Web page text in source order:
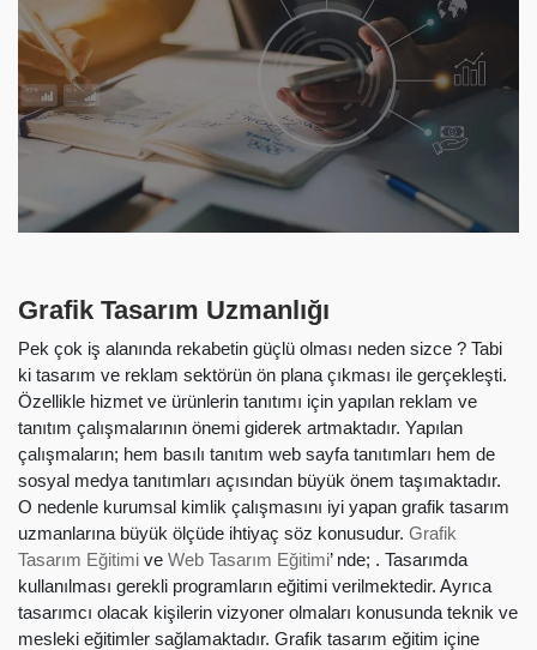
Grafik Tasarım Uzmanlığı
Pek çok iş alanında rekabetin güçlü olması neden sizce ? Tabi
ki tasarım ve reklam sektörün ön plana çıkması ile gerçekleşti.
Özellikle hizmet ve ürünlerin tanıtımı için yapılan reklam ve
tanıtım çalışmalarının önemi giderek artmaktadır. Yapılan
çalışmaların; hem basılı tanıtım web sayfa tanıtımları hem de
sosyal medya tanıtımları açısından büyük önem taşımaktadır.
O nedenle kurumsal kimlik çalışmasını iyi yapan grafik tasarım
uzmanlarına büyük ölçüde ihtiyaç söz konusudur. Grafik
Tasarım Eğitimi ve Web Tasarım Eğitimi’ nde; . Tasarımda
kullanılması gerekli programların eğitimi verilmektedir. Ayrıca
tasarımcı olacak kişilerin vizyoner olmaları konusunda teknik ve
mesleki eğitimler sağlamaktadır. Grafik tasarım eğitim içine